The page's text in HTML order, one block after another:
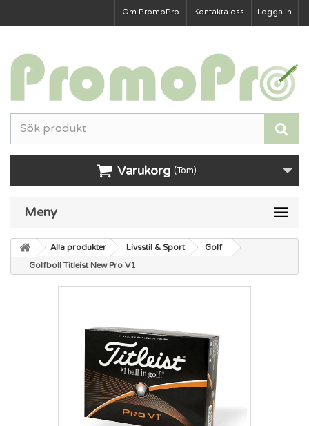
Logga in
Kontakta oss
Om PromoPro
Varukorg (Tom)
Meny
Alla produkter Livsstil & Sport
Golf
Golfboll Titleist New Pro V1